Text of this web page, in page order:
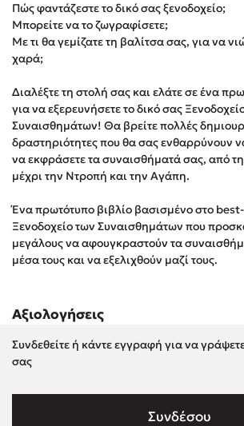
Φυστίκι ΠουΚυλάει
Παύλος Καστανάς
El Sombrero
Sebastian Fitzek
Freida McFadden
Κατρίνα Τσάνταλη
Lucinda Riley
Benzamin Bécue
Rebecca Yarros
Teo Benedetti
Cori Doerrfeld
Pierdomenico Baccalario
Δανάη Ιμπραχήμ
Πώς φαντάζεστε το δικό σας ξενοδοχείο;
Μπορείτε να το ζωγραφίσετε;
Με τι θα γεμίζατε τη βαλίτσα σας, για να
χαρά;
Διαλέξτε τη στολή σας και ελάτε σε ένα
για να εξερευνήσετε το δικό σας
Συναισθημάτων! Θα βρείτε πολλές
δραστηριότητες που θα σας ­ενθαρρύνουν
να εκφράσετε τα συναισθήματά σας, από
μέχρι την Ντροπή και την Αγάπη.
Ένα πρωτότυπο βιβλίο βασισμένο στο
Ξενοδοχείο των Συναισθημάτων που
μεγάλους να αφουγκραστούν τα
μέσα τους και να εξελιχθούν μαζί τους.
Αξιολογήσεις
Συνδεθείτε ή κάντε εγγραφή για να
σας
Συνδέσου